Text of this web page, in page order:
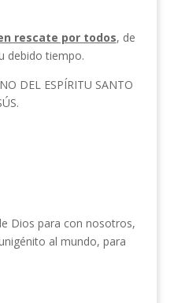
rescate por todos, de
debido tiempo.
DEL ESPÍRITU SANTO
Dios para con nosotros,
al mundo, para